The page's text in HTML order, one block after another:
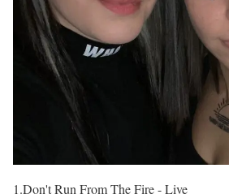
1.Don't Run From The Fire - Live